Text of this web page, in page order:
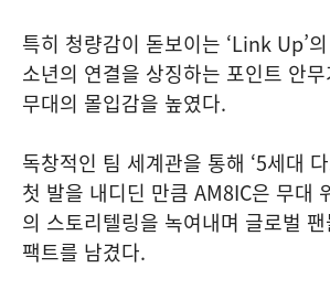
특히 청량감이 돋보이는 ‘Link Up’
소년의 연결을 상징하는 포인트 안
무대의 몰입감을 높였다.
독창적인 팀 세계관을 통해 ‘5세대
첫 발을 내디딘 만큼 AM8IC은 무대
의 스토리텔링을 녹여내며 글로벌
팩트를 남겼다.